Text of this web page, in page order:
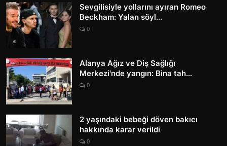
Sevgilisiyle yollarını ayıran Romeo
Beckham: Yalan söyl...
0
Alanya Ağız ve Diş Sağlığı
Merkezi'nde yangın: Bina tah...
0
2 yaşındaki bebeği döven bakıcı
hakkında karar verildi
0